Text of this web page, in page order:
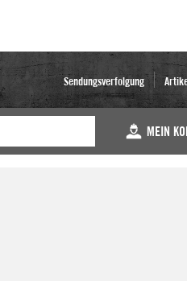
Sendungsverfolgung
MEIN